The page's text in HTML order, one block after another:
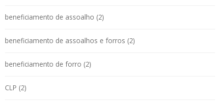
beneficiamento de assoalho (2)
beneficiamento de assoalhos e forros (2)
beneficiamento de forro (2)
CLP (2)